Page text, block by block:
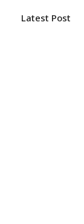
Latest Post